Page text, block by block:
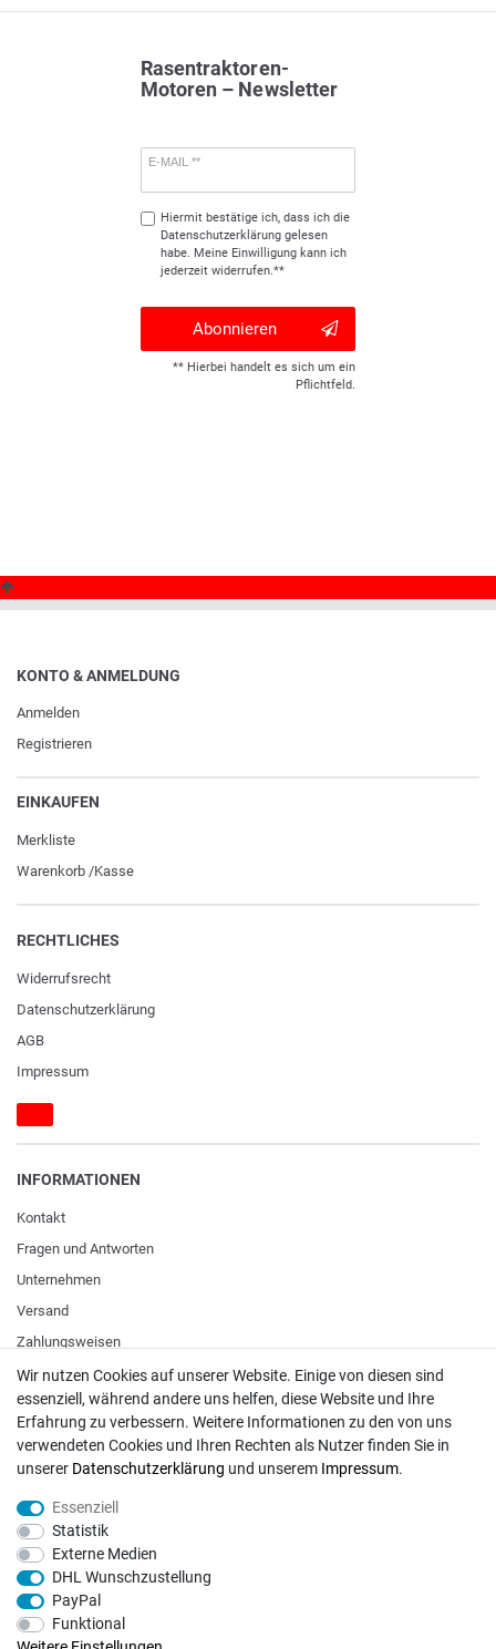
Rasentraktoren-
Motoren – Newsletter
E-MAIL **
Hiermit bestätige ich, dass ich die
Daten­schutz­erklärunggelesen
habe. Meine Einwilligung kann ich
jederzeit widerrufen.**
Abonnieren
** Hierbei handelt es sich um ein
Pflichtfeld.
KONTO & ANMELDUNG
Anmelden
Registrieren
EINKAUFEN
Merkliste
Warenkorb /Kasse
RECHTLICHES
Widerrufs­recht
Daten­schutz­erklärung
AGB
Impressum
INFORMATIONEN
Kontakt
Fragen und Antworten
Unternehmen
Versand
Zahlungsweisen
ZAHLUNGSARTEN / VERSAND
Paypal
Vorkasse
DHL
Deutsche Post
Bei Fragen wenden Sie sich direkt an unser Service-Team.
Wir nutzen Cookies auf unserer Website. Einige von diesen sind
essenziell, während andere uns helfen, diese Website und Ihre
Erfahrung zu verbessern. Weitere Informationen zu den von uns
verwendeten Cookies und Ihren Rechten als Nutzer finden Sie in
unserer Daten­schutz­erklärung und unserem Impressum.
Essenziell
Statistik
Externe Medien
DHL Wunschzustellung
PayPal
Funktional